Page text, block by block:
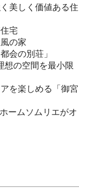
美しく価値ある住
宅
風の家
会の別荘」
想の空間を最小限
を楽しめる「御宮
ームソムリエがオ